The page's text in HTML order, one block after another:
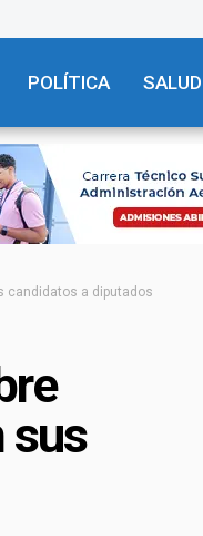
POLÍTICA SALUD
candidatos a diputados
sus